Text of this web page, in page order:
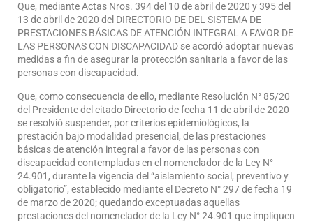
Que, mediante Actas Nros. 394 del 10 de abril de 2020 y 395 del
13 de abril de 2020 del DIRECTORIO DE DEL SISTEMA DE
PRESTACIONES BÁSICAS DE ATENCIÓN INTEGRAL A FAVOR DE
LAS PERSONAS CON DISCAPACIDAD se acordó adoptar nuevas
medidas a fin de asegurar la protección sanitaria a favor de las
personas con discapacidad.
Que, como consecuencia de ello, mediante Resolución N° 85/20
del Presidente del citado Directorio de fecha 11 de abril de 2020
se resolvió suspender, por criterios epidemiológicos, la
prestación bajo modalidad presencial, de las prestaciones
básicas de atención integral a favor de las personas con
discapacidad contempladas en el nomenclador de la Ley N°
24.901, durante la vigencia del “aislamiento social, preventivo y
obligatorio”, establecido mediante el Decreto N° 297 de fecha 19
de marzo de 2020; quedando exceptuadas aquellas
prestaciones del nomenclador de la Ley N° 24.901 que impliquen